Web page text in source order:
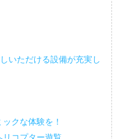
いただける設備が充実し
クな体験を！